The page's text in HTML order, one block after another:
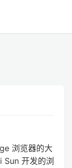
浏览器的大
开发的浏